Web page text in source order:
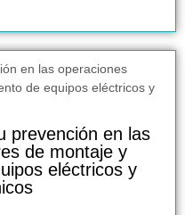
prevención en las
de montaje y
eléctricos y